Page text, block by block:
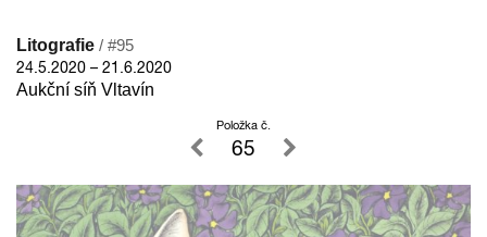
Litografie / #95
24.5.2020 – 21.6.2020
Aukční síň Vltavín
Položka č.
65